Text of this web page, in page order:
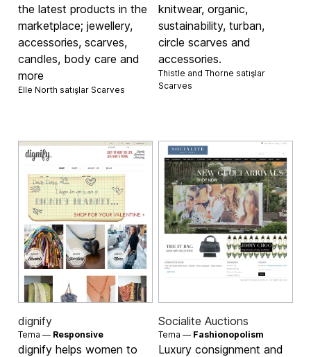
the latest products in the
marketplace; jewellery,
accessories, scarves,
candles, body care and
more
Elle North satışlar Scarves
knitwear, organic,
sustainability, turban,
circle scarves and
accessories.
Thistle and Thorne satışlar
Scarves
dignify
Tema — Responsive
dignify helps women to
Socialite Auctions
Tema — Fashionopolism
Luxury consignment and